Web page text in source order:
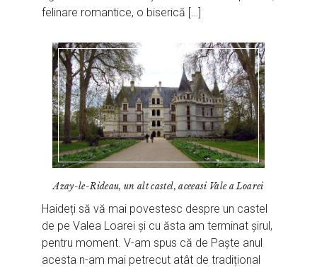
felinare romantice, o biserică […]
Azay-le-Rideau, un alt castel, aceeasi Vale a Loarei
Haideți să vă mai povestesc despre un castel
de pe Valea Loarei și cu ăsta am terminat șirul,
pentru moment. V-am spus că de Paște anul
acesta n-am mai petrecut atât de tradițional